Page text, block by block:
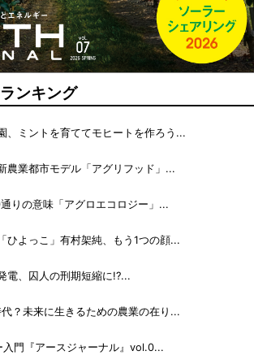
ンキング
、ミントを育ててモヒートを作ろう...
農業都市モデル「アグリフッド」...
りの意味「アグロエコロジー」...
ひよっこ」有村架純、もう1つの顔...
電、囚人の刑期短縮に!?...
？未来に生きるための農業の在り...
入門『アースジャーナル』vol.0...